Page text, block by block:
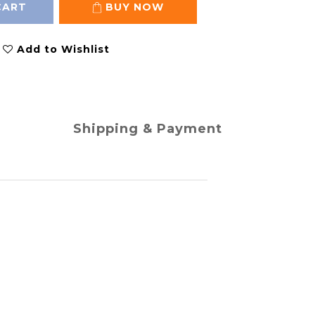
BUY NOW
Add to Wishlist
Shipping & Payment